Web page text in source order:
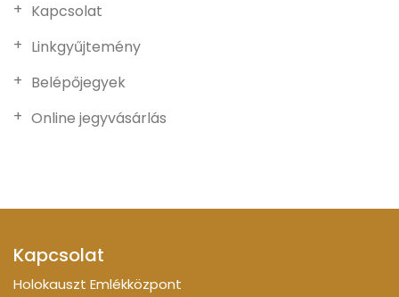
Kapcsolat
Linkgyűjtemény
Belépőjegyek
Online jegyvásárlás
Kapcsolat
Holokauszt Emlékközpont